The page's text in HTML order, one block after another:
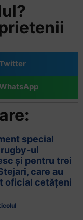
special
ul
și pentru trei
care au
oficial cetățeni